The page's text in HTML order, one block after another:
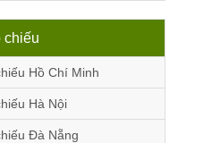
chiếu
Hồ Chí Minh
Hà Nội
Đà Nẵng